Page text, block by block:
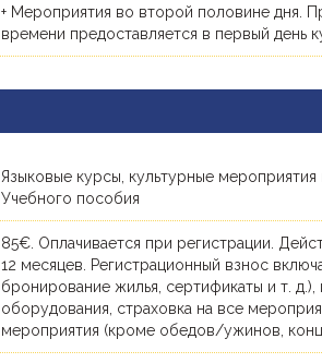
+ Мероприятия во второй половине дня.
времени предоставляется в первый день
Языковые курсы, культурные
Учебного пособия
85€. Оплачивается при регистрации.
12 месяцев. Регистрационный взнос
бронирование жилья, сертификаты и т.
оборудования, страховка на все
мероприятия (кроме обедов/ужинов,